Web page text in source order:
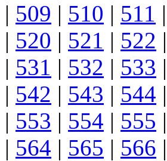
| 509 | 510 | 511 |
| 520 | 521 | 522 |
| 531 | 532 | 533 |
| 542 | 543 | 544 |
| 553 | 554 | 555 |
| 564 | 565 | 566 |